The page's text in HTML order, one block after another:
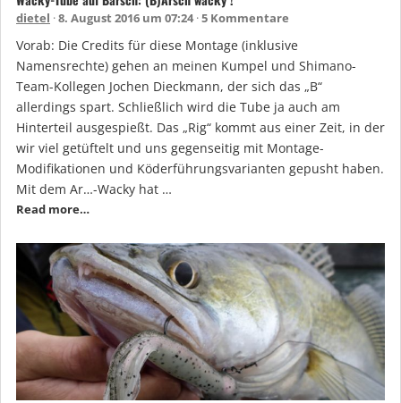
dietel 8. August 2016 um 07:24 5 Kommentare
Vorab: Die Credits für diese Montage (inklusive
Namensrechte) gehen an meinen Kumpel und Shimano-
Team-Kollegen Jochen Dieckmann, der sich das „B“
allerdings spart. Schließlich wird die Tube ja auch am
Hinterteil ausgespießt. Das „Rig“ kommt aus einer Zeit, in der
wir viel getüftelt und uns gegenseitig mit Montage-
Modifikationen und Köderführungsvarianten gepusht haben.
Mit dem Ar…-Wacky hat …
Read more…